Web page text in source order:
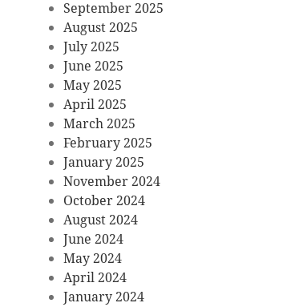
September 2025
August 2025
July 2025
June 2025
May 2025
April 2025
March 2025
February 2025
January 2025
November 2024
October 2024
August 2024
June 2024
May 2024
April 2024
January 2024